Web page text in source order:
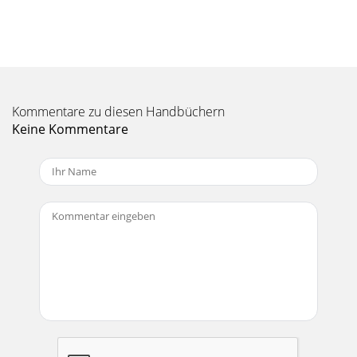
Seite 12
1580Rev. 6/25/13 - QT/mcEdelbrock 4.6L Ford Supercharger
System for 2005 and later Mustang GTsIns
Seite 13
©2013 Edelbrock LLCPart #1580 & 1585Brochure #63-
1580Rev. 6/25/13 - QT/mcEdelbrock 4.6L Ford Supercharger
System for 2005 and later Mustang GTsIns
Kommentare zu diesen Handbüchern
Keine Kommentare